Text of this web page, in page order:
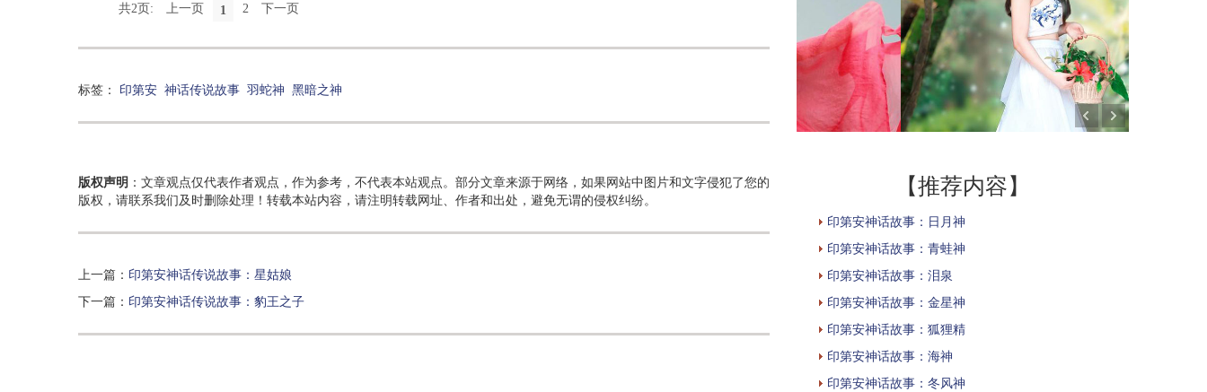
共2页: 上一页 1 2 下一页
标签： 印第安 神话传说故事 羽蛇神 黑暗之神
版权声明 ：文章观点仅代表作者观点，作为参考，不代表本站观点。部分文章来源于网络，如果网站中图片和文字侵犯了您的
版权，请联系我们及时删除处理！转载本站内容，请注明转载网址、作者和出处，避免无谓的侵权纠纷。
上一篇： 印第安神话传说故事：星姑娘
下一篇： 印第安神话传说故事：豹王之子
【推荐内容】
印第安神话故事：日月神
印第安神话故事：青蛙神
印第安神话故事：泪泉
印第安神话故事：金星神
印第安神话故事：狐狸精
印第安神话故事：海神
印第安神话故事：冬风神